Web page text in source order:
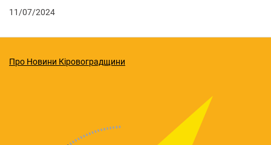
11/07/2024
Про Новини Кіровоградщини